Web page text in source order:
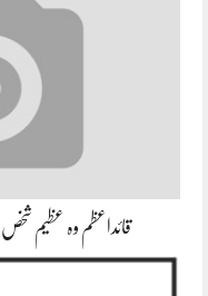
قائداعظم وہ عظیم شخص